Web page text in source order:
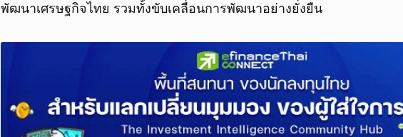
พัฒนาเศรษฐกิจไทย รวมทั้งขับเคลื่อนการพัฒนาอย่างยั่งยืน